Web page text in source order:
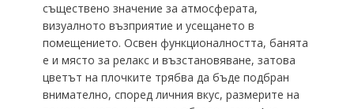
съществено значение за атмосферата,
визуалното възприятие и усещането в
помещението. Освен функционалността, банята
е и място за релакс и възстановяване, затова
цветът на плочките трябва да бъде подбран
внимателно, според личния вкус, размерите на